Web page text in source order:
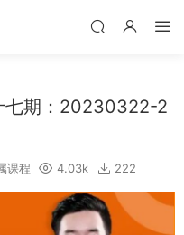
七期：20230322-2
课程 4.03k 222